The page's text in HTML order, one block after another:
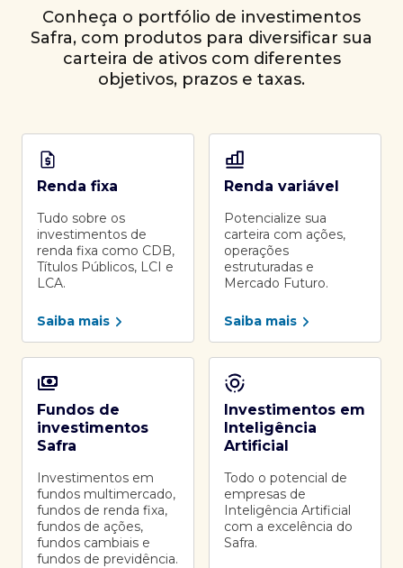
Conheça o portfólio de investimentos
Safra, com produtos para diversificar sua
carteira de ativos com diferentes
objetivos, prazos e taxas.
Renda fixa
Tudo sobre os
investimentos de
renda fixa como CDB,
Títulos Públicos, LCI e
LCA.
Saiba mais
Renda variável
Potencialize sua
carteira com ações,
operações
estruturadas e
Mercado Futuro.
Saiba mais
Fundos de
investimentos
Safra
Investimentos em
fundos multimercado,
fundos de renda fixa,
fundos de ações,
fundos cambiais e
fundos de previdência.
Investimentos em
Inteligência
Artificial
Todo o potencial de
empresas de
Inteligência Artificial
com a excelência do
Safra.